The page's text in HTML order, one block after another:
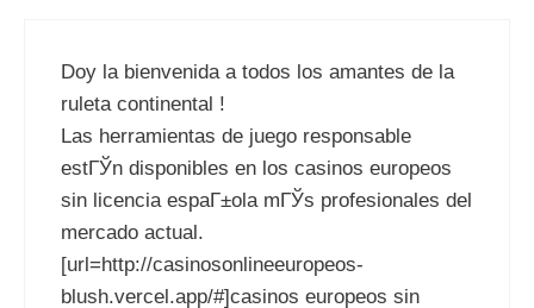
Doy la bienvenida a todos los amantes de la
ruleta continental !
Las herramientas de juego responsable
estГЎn disponibles en los casinos europeos
sin licencia espaГ±ola mГЎs profesionales del
mercado actual.
[url=http://casinosonlineeuropeos-
blush.vercel.app/#]casinos europeos sin